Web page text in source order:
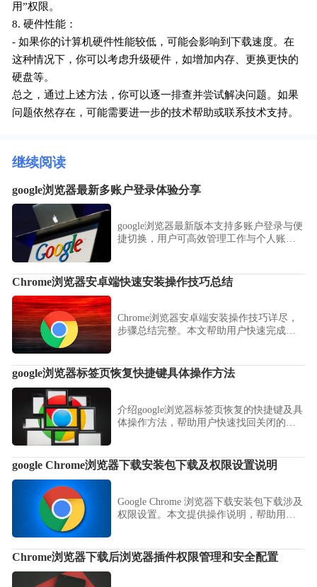
用”权限。
8. 硬件性能：
- 如果你的计算机硬件性能较低，可能会影响到下载速度。在
这种情况下，你可以考虑升级硬件，如增加内存、更换更快的
硬盘等。
总之，通过上述方法，你可以逐一排查并尝试解决问题。如果
问题依然存在，可能需要进一步的技术帮助或联系技术支持。
继续阅读
google浏览器最新多账户登录体验分享
google浏览器最新版本支持多账户登录与便
捷切换，用户可高效管理工作与个人账
Chrome浏览器安卓端快速安装操作技巧总结
Chrome浏览器安卓端安装操作技巧详尽，
步骤总结完整。本文帮助用户快速完成移
google浏览器标签页恢复快捷键具体操作方法
介绍google浏览器标签页恢复的快捷键及具
体操作方法，帮助用户快速找回关闭的标
google Chrome浏览器下载安装包下载及权限设置说明
Google Chrome 浏览器下载安装包下载涉及
权限设置。本文提供操作说明，帮助用户
Chrome浏览器下载后浏览器插件权限管理和安全配置